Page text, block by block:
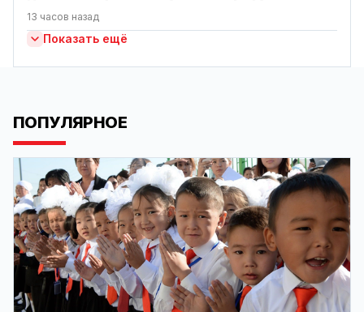
13 часов назад
Показать ещё
ПОПУЛЯРНОЕ